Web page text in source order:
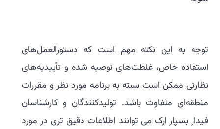
توجه به این نکته مهم است که دستورالعمل‌های
استفاده خاص، غلظت‌های توصیه شده و تأییدیه‌های
نظارتی ممکن است بسته به برنامه مورد نظر و مقررات
منطقه‌ای متفاوت باشد. تولیدکنندگان و کارشناسان
فیدار بسپار ارک می توانند اطلاعات دقیق تری در مورد